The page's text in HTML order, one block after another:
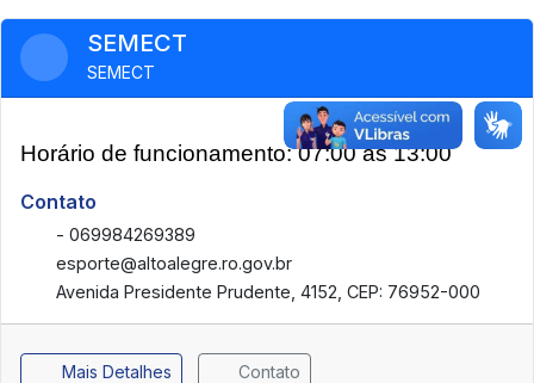
SEMECT
SEMECT
Horário de funcionamento: 07:00 as 13:00
Contato
- 069984269389
esporte@altoalegre.ro.gov.br
Avenida Presidente Prudente, 4152, CEP: 76952-000
Mais Detalhes Contato